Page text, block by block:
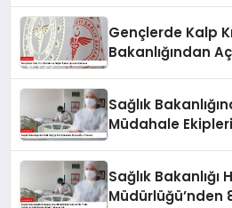
Gençlerde Kalp
Bakanlığından
Sağlık
Müdahale
Sağlık Bakanlığı
Müdürlüğü’nden